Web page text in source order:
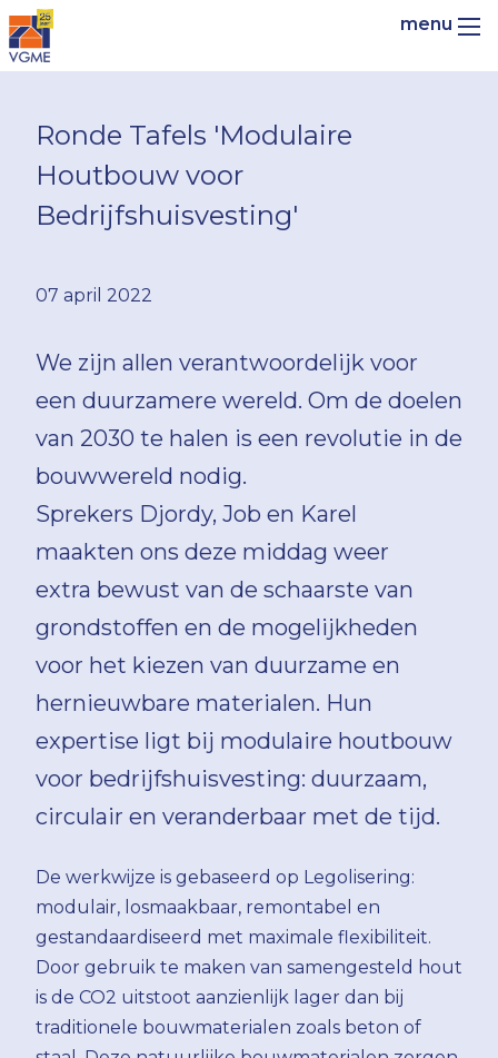
Ronde Tafels 'Modulaire
Houtbouw voor
Bedrijfshuisvesting'
07 april 2022
We zijn allen verantwoordelijk voor
een duurzamere wereld. Om de doelen
van 2030 te halen is een revolutie in de
bouwwereld nodig.
Sprekers Djordy, Job en Karel
maakten ons deze middag weer
extra bewust van de schaarste van
grondstoffen en de mogelijkheden
voor het kiezen van duurzame en
hernieuwbare materialen. Hun
expertise ligt bij modulaire houtbouw
voor bedrijfshuisvesting: duurzaam,
circulair en veranderbaar met de tijd.
De werkwijze is gebaseerd op Legolisering:
modulair, losmaakbaar, remontabel en
gestandaardiseerd met maximale flexibiliteit.
Door gebruik te maken van samengesteld hout
is de CO2 uitstoot aanzienlijk lager dan bij
traditionele bouwmaterialen zoals beton of